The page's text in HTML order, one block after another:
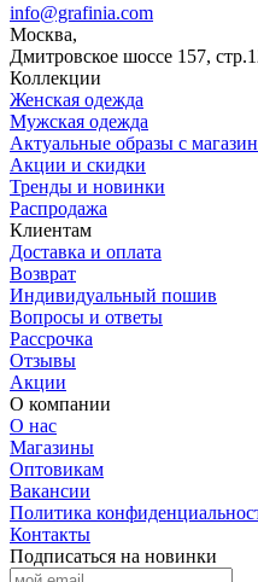
info@grafinia.com
Москва,
Дмитровское шоссе 157,
Коллекции
Женская одежда
Мужская одежда
Актуальные образы с
Акции и скидки
Тренды и новинки
Распродажа
Клиентам
Доставка и оплата
Возврат
Индивидуальный пошив
Вопросы и ответы
Рассрочка
Отзывы
Акции
О компании
О нас
Магазины
Оптовикам
Вакансии
Политика
Контакты
Подписаться на новинки